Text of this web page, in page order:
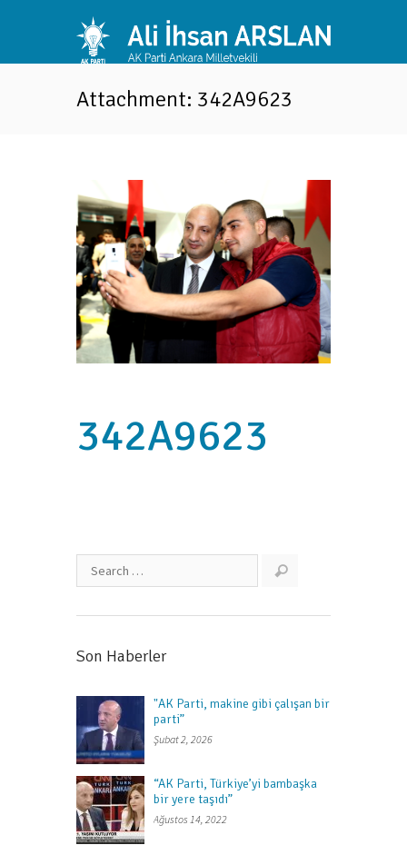
Attachment: 342A9623
342A9623
Son Haberler
"AK Parti, makine gibi çalışan bir
parti”
Şubat 2, 2026
“AK Parti, Türkiye’yi bambaşka
bir yere taşıdı”
Ağustos 14, 2022